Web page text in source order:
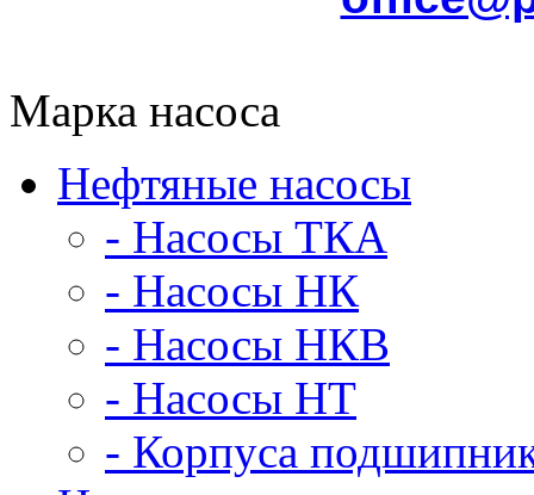
Марка насоса
Нефтяные насосы
- Насосы ТКА
- Насосы НК
- Насосы НКВ
- Насосы НТ
- Корпуса